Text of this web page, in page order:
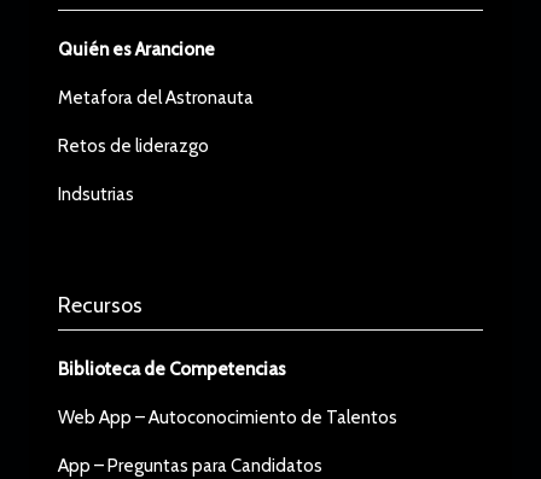
Quién es Arancione
Metafora del Astronauta
Retos de liderazgo
Indsutrias
Recursos
Biblioteca de Competencias
Web App – Autoconocimiento de Talentos
App – Preguntas para Candidatos